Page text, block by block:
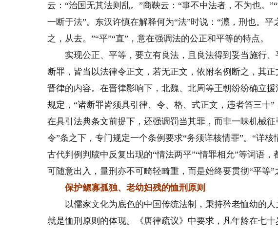
云：“治国无其法则乱。”商鞅云：“事不中法者，不为也。
一断于法”。东汉许慎在解释何为“法”时说：“灋，刑也。
之，从去。”“平”“直”，意在强调法的公正和平等的特点。
实现公正、平等，要立有良法，且良法得到妥当施行、
断罪，皆当以法律令正文，若无正文，依附名例断之，其
晋律的内容。在晋律影响下，北魏、北周等王朝纷纷确立援
规定，“诸断罪皆须具引律、令、格、式正文，违者笞三十”
在具引法典条文前提下，还强调罚当其罪，而非一味机械
令”条之下，专门规定一个条例要求“务须详核情罪”。“详核
古代判例判牍中反复出现的“情法两平”“情罪相允”等词语
可随意出入，量刑亦不可畸轻畸重，而是始终要贯彻“平等”
保护鳏寡孤独、老幼妇残的恤刑原则
以儒家文化为底色的中国传统法制，秉持矜老恤幼的人
就是恤刑原则的体现。《唐律疏议》中要求，凡年龄在七